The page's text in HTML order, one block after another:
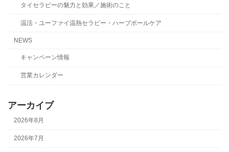
タイセラピーの魅力と効果／施術のこと
温活・ユーファイ温熱セラピー・ハーブボールケア
NEWS
キャンペーン情報
営業カレンダー
アーカイブ
2026年8月
2026年7月